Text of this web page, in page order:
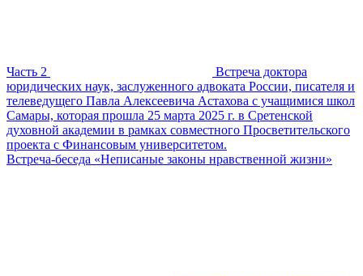
Часть 2
Встреча доктора
юридических наук, заслуженного адвоката России, писателя и
телеведущего Павла Алексеевича Астахова с учащимися школ
Самары, которая прошла 25 марта 2025 г. в Сретенской
духовной академии в рамках совместного Просветительского
проекта с Финансовым университетом.
Встреча-беседа «Неписаные законы нравственной жизни»